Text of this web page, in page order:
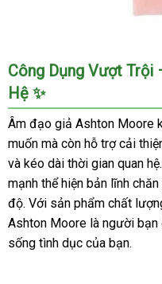
Âm
Đạo
Giả
Ashton
Moore
Silicone
Cao
Cấp
Hàng
Đẹp
Giá
Tốt
Công Dụng Vượt Trội
Hệ ✨
Âm đạo giả Ashton Moore
muốn mà còn hỗ trợ cải
và kéo dài thời gian quan
mạnh thể hiện bản lĩnh
độ. Với sản phẩm chất
Ashton Moore là người bạn
sống tình dục của bạn.